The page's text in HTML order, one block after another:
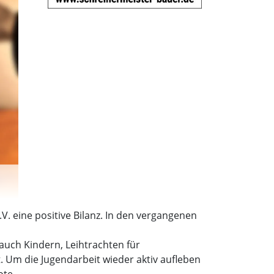
eine positive Bilanz. In den vergangenen
Kindern, Leihtrachten für
die Jugendarbeit wieder aktiv aufleben